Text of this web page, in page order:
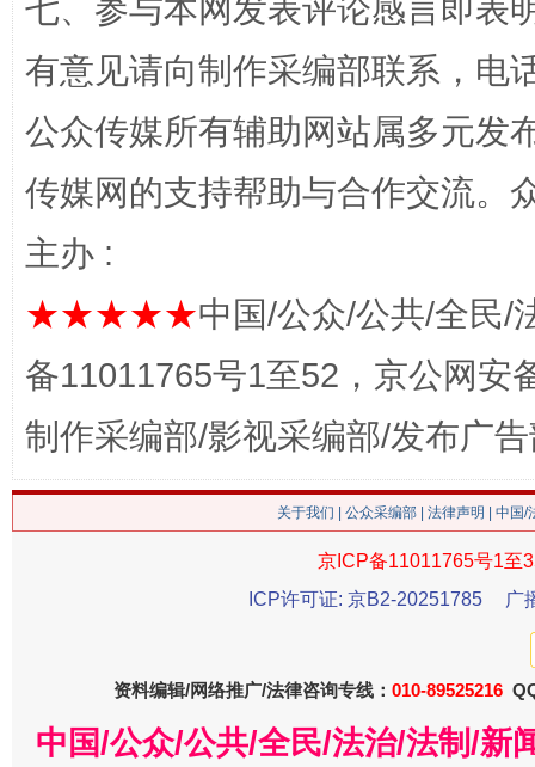
网上购药对药下症？
七、参与本网发表评论感言即表
有意见请向制作采编部联系，电
公众传媒所有辅助网站属多元发
传媒网的支持帮助与合作交流。
主办 :
★★★★★中国/公众/公共/全民/
备11011765号1至52，京公网安
制作采编部/影视采编部/发布广
关于我们 公众采编部 法律声明 | 中国
京ICP备11011765号1至
ICP许可证: 京B2-20251785
广
资料编辑/网络推广/法律咨询专线： 010-89525216
中国/公众/公共/全民/法治/法制/新